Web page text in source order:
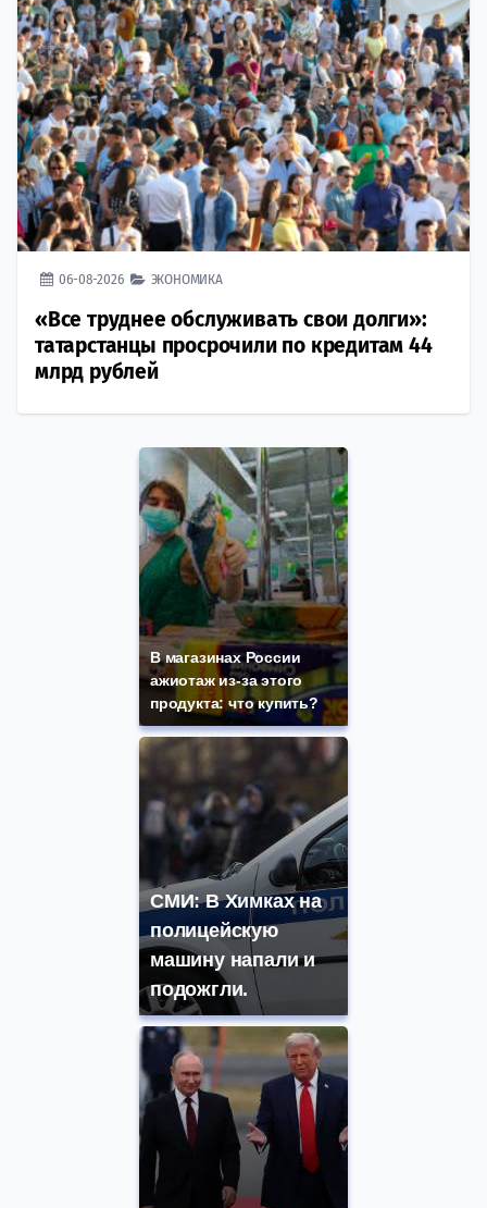
06-08-2026 ЭКОНОМИКА
«Все труднее обслуживать свои долги»:
татарстанцы просрочили по кредитам 44
млрд рублей
В магазинах России
ажиотаж из-за этого
продукта: что купить?
СМИ: В Химках на
полицейскую
машину напали и
подожгли.